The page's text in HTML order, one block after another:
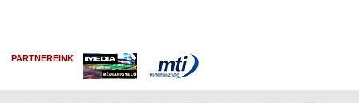
PARTNEREINK